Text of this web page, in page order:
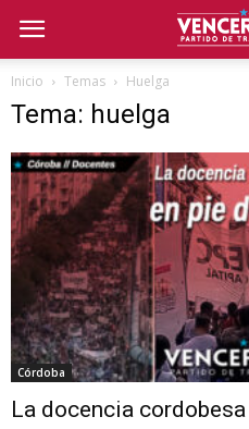
Inicio Temas Huelga
Tema: huelga
Córdoba
La docencia